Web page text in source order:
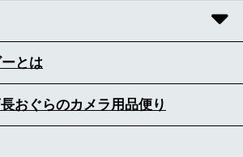
とは
おぐらのカメラ用品便り